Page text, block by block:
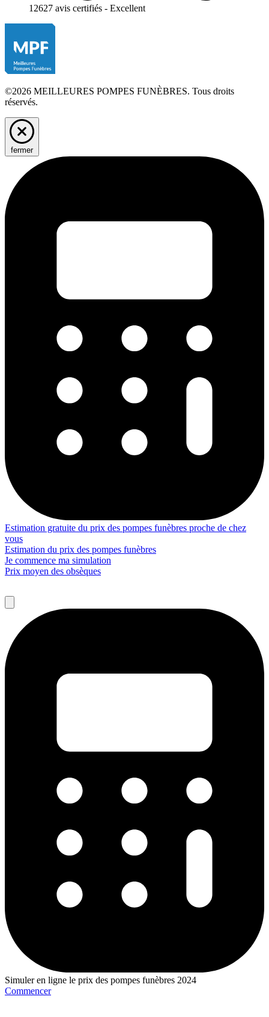
12627 avis certifiés - Excellent
©2026 MEILLEURES POMPES FUNÈBRES. Tous droits
réservés.
fermer
Estimation gratuite du prix des pompes funèbres proche de chez
vous
Estimation du prix des pompes funèbres
Je commence ma simulation
Prix moyen des obsèques
Simuler en ligne le prix des pompes funèbres 2024
Commencer